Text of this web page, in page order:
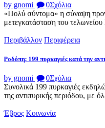
by gnomi 0Σχόλια
«Πολύ σύντομα» η σύναψη
μετεγκατάσταση του
Περιβάλλον Περιφέρεια
Ροδόπη: 199 πυρκαγιές κατά την
by gnomi 0Σχόλια
Συνολικά 199 πυρκαγιές
της αντιπυρικής περιόδου, με
Έβρος Κοινωνία